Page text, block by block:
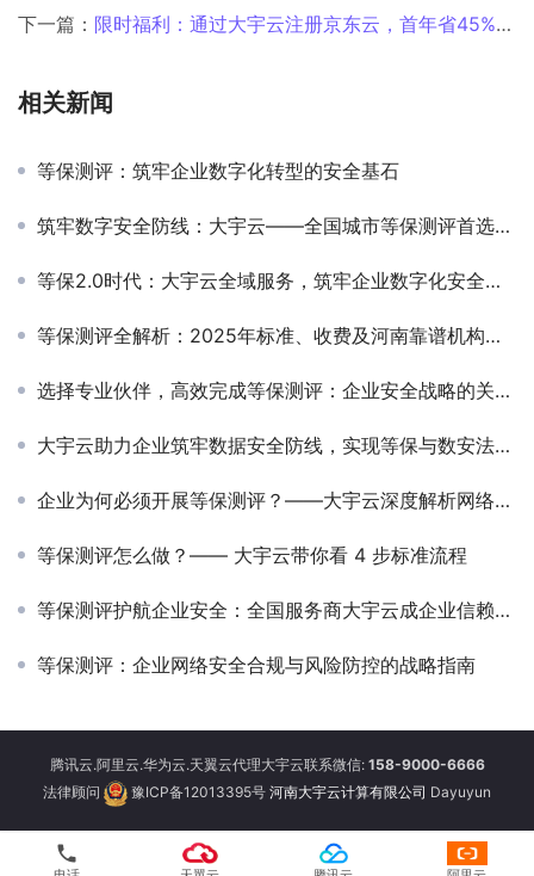
下一篇： 限时福利：通过大宇云注册京东云，首年省45%+免费迁移
相关新闻
等保测评：筑牢企业数字化转型的安全基石‌
筑牢数字安全防线：大宇云——全国城市等保测评首选服务商
等保2.0时代：大宇云全域服务，筑牢企业数字化安全基石
等保测评全解析：2025年标准、收费及河南靠谱机构推荐
选择专业伙伴，高效完成等保测评：企业安全战略的关键一步
大宇云助力企业筑牢数据安全防线，实现等保与数安法双轨合规
企业为何必须开展等保测评？——大宇云深度解析网络安全合规的“必修课”
等保测评怎么做？—— 大宇云带你看 4 步标准流程
等保测评护航企业安全：全国服务商大宇云成企业信赖之选
等保测评：企业网络安全合规与风险防控的战略指南
腾讯云.阿里云.华为云.天翼云代理大宇云联系微信: 158-9000-6666
法律顾问
豫ICP备12013395号 河南大宇云计算有限公司 Dayuyun
phone